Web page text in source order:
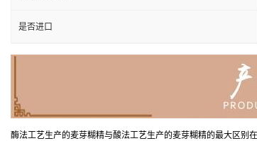
是否进口
酶法工艺生产的麦芽糊精与酸法工艺生产的麦芽糊精的最大区别